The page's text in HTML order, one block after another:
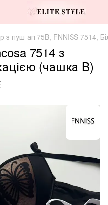
з пуш-ап 75B, FNNISS 7514,
7514 з
(чашка B)